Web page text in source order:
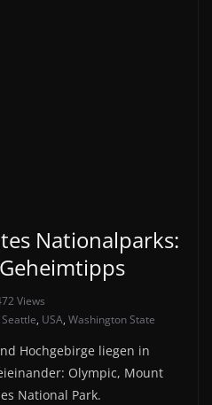
Nationalparks:
Views
Seattle, USA, Washington State
Hochgebirge liegen in
Olympic, Mount
National Park.